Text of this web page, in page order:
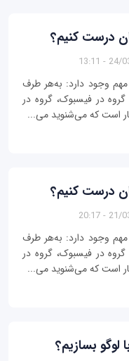
درست کنیم؟
24/03/
وجود دارد: به‌هر طرف
در فیسبوک، گروه در
است که می‌شنوید می‌...
درست کنیم؟
21/03/
وجود دارد: به‌هر طرف
در فیسبوک، گروه در
است که می‌شنوید می‌...
بسازیم؟